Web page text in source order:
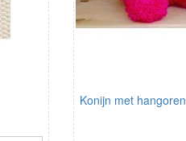
Konijn met hangoren